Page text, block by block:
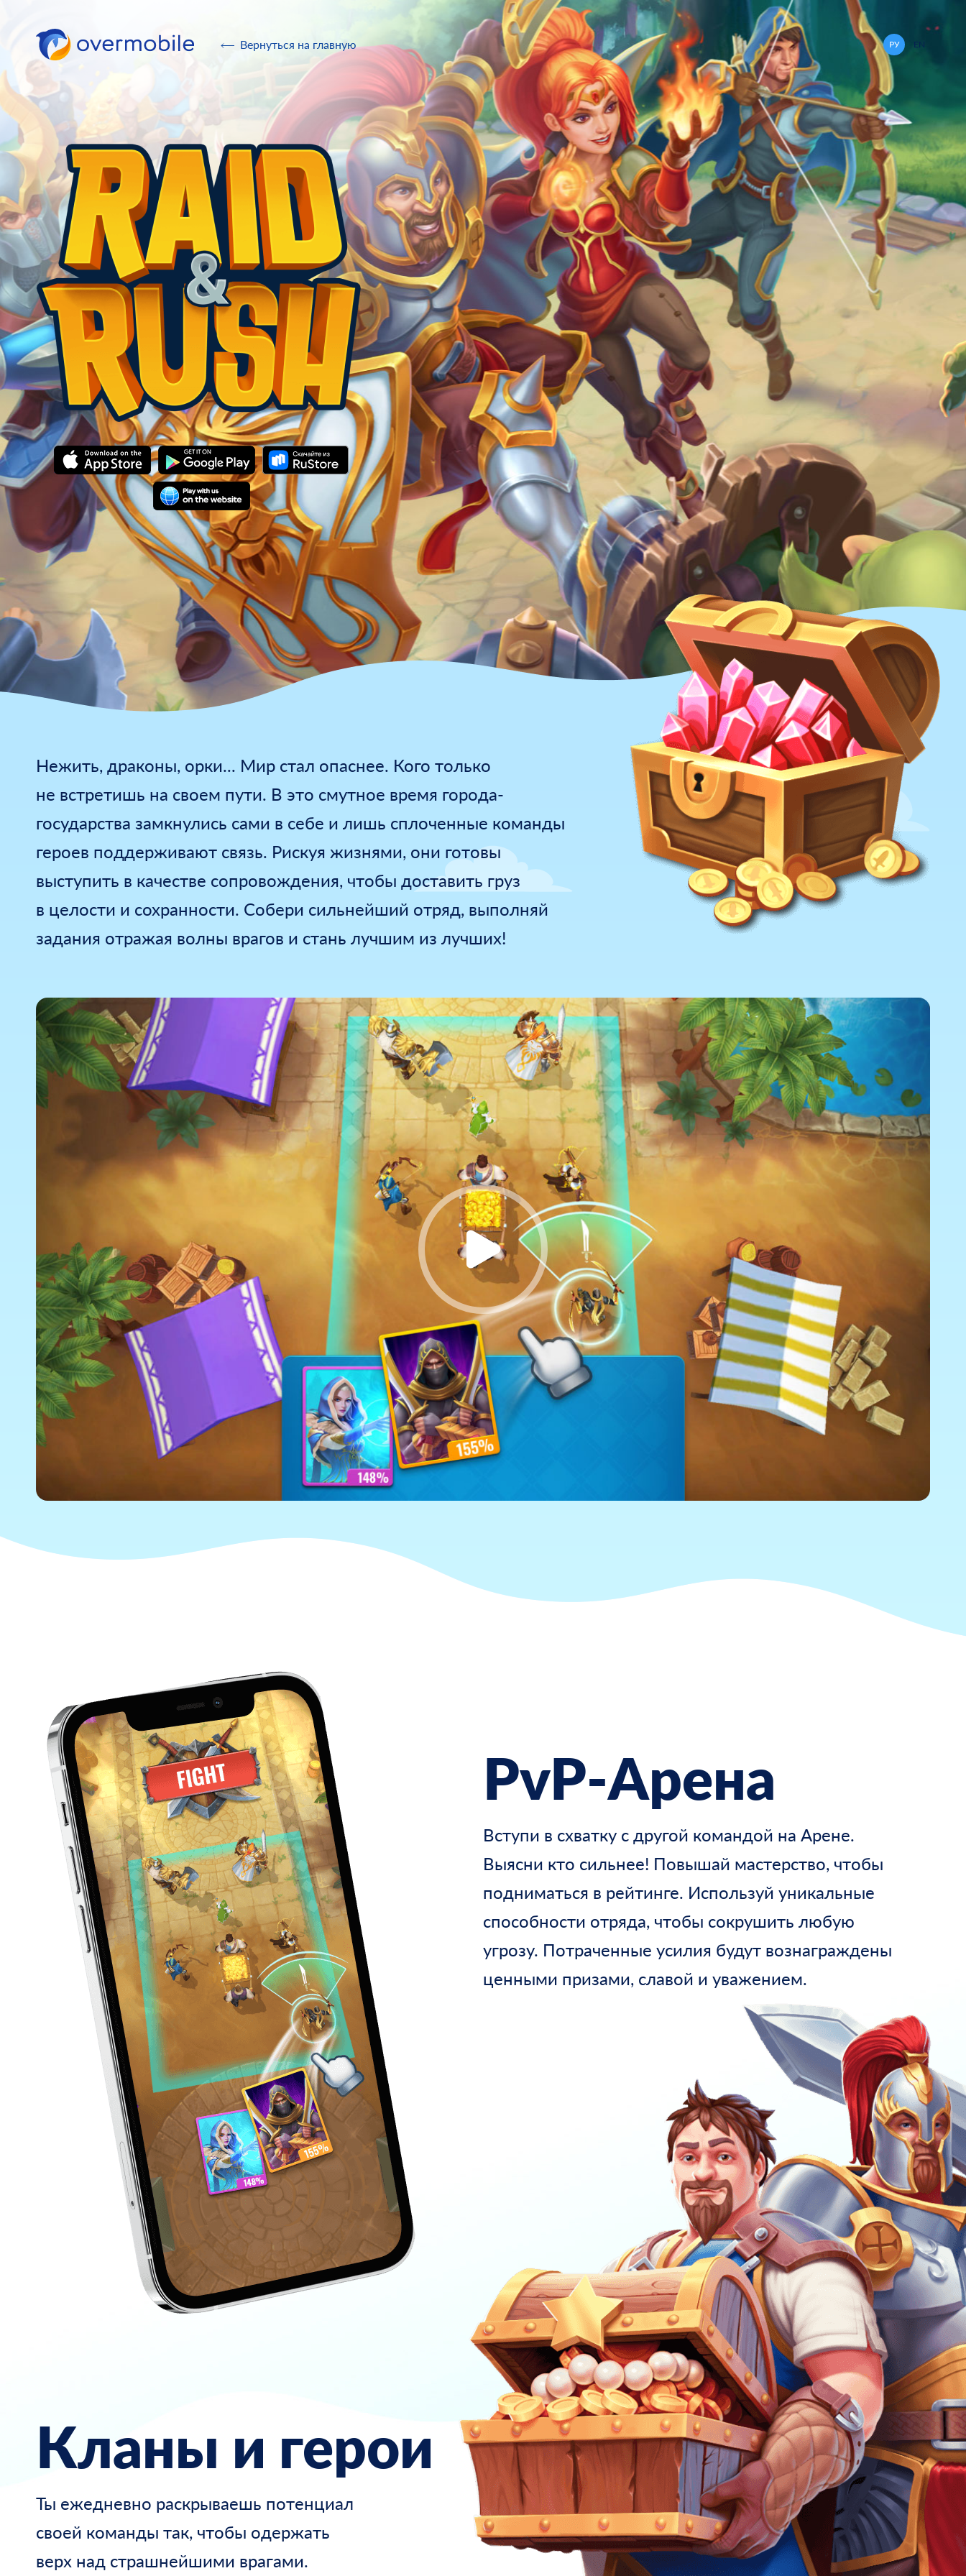
Вернуться на главную РУ EN
Нежить, драконы, орки... Мир стал опаснее. Кого только
не встретишь на своем пути. В это смутное время города-
государства замкнулись сами в себе и лишь сплоченные команды
героев поддерживают связь. Рискуя жизнями, они готовы
выступить в качестве сопровождения, чтобы доставить груз
в целости и сохранности. Собери сильнейший отряд, выполняй
задания отражая волны врагов и стань лучшим из лучших!
PvP-Арена
Вступи в схватку с другой командой на Арене.
Выясни кто сильнее! Повышай мастерство, чтобы
подниматься в рейтинге. Используй уникальные
способности отряда, чтобы сокрушить любую
угрозу. Потраченные усилия будут вознаграждены
ценными призами, славой и уважением.
Кланы и герои
Ты ежедневно раскрываешь потенциал
своей команды так, чтобы одержать
верх над страшнейшими врагами.